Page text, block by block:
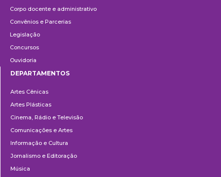
Corpo docente e administrativo
Convênios e Parcerias
Legislação
Concursos
Ouvidoria
DEPARTAMENTOS
Artes Cênicas
Artes Plásticas
Cinema, Rádio e Televisão
Comunicações e Artes
Informação e Cultura
Jornalismo e Editoração
Música